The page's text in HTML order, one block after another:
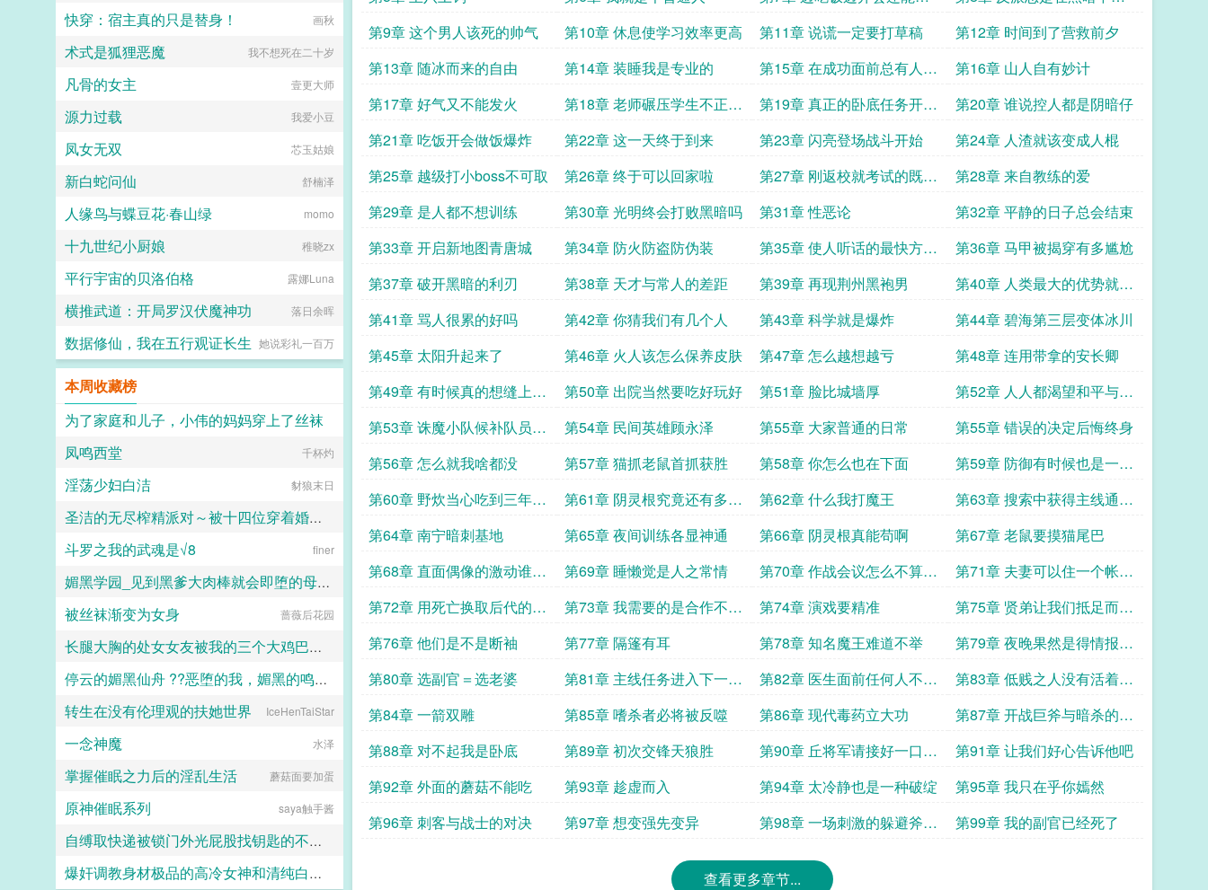
食欲吗
笑登场
第9章 这个男人该死的帅气 第10章 休息使学习效率更高 第11章 说谎一定要打草稿
第12章 时间到了营救前夕
第13章 随冰而来的自由
第14章 装睡我是专业的
第15章 在成功面前总有人使
绊子
第16章 山人自有妙计
第17章 好气又不能发火
第18章 老师碾压学生不正常
吗
第19章 真正的卧底任务开始
了
第20章 谁说控人都是阴暗仔
第21章 吃饭开会做饭爆炸
第22章 这一天终于到来 第23章 闪亮登场战斗开始
第24章 人渣就该变成人棍
第25章 越级打小boss不可取
第26章 终于可以回家啦
第27章 刚返校就考试的既视
感
第28章 来自教练的爱
第29章 是人都不想训练
第30章 光明终会打败黑暗吗 第31章 性恶论
第32章 平静的日子总会结束
第33章 开启新地图青唐城
第34章 防火防盗防伪装
第35章 使人听话的最快方法
当然是武力
第36章 马甲被揭穿有多尴尬
第37章 破开黑暗的利刃
第38章 天才与常人的差距 第39章 再现荆州黑袍男
第40章 人类最大的优势就是
勇于挑战
第41章 骂人很累的好吗 第42章 你猜我们有几个人 第43章 科学就是爆炸
第44章 碧海第三层变体冰川
第45章 太阳升起来了
第46章 火人该怎么保养皮肤 第47章 怎么越想越亏
第48章 连用带拿的安长卿
第49章 有时候真的想缝上记
者的嘴
第50章 出院当然要吃好玩好 第51章 脸比城墙厚
第52章 人人都渴望和平与幸
福
第53章 诛魔小队候补队员出
现
第54章 民间英雄顾永泽 第55章 大家普通的日常
第55章 错误的决定后悔终身
第56章 怎么就我啥都没
第57章 猫抓老鼠首抓获胜 第58章 你怎么也在下面
第59章 防御有时候也是一种
暴露
第60章 野炊当心吃到三年有
期
第61章 阴灵根究竟还有多少
未知的作用
第62章 什么我打魔王
第63章 搜索中获得主线通关
秘籍
第64章 南宁暗刺基地 第65章 夜间训练各显神通 第66章 阴灵根真能苟啊
第67章 老鼠要摸猫尾巴
第68章 直面偶像的激动谁懂
啊
第69章 睡懒觉是人之常情
第70章 作战会议怎么不算是
教学
第71章 夫妻可以住一个帐篷
里
第72章 用死亡换取后代的幸
福
第73章 我需要的是合作不是
保护
第74章 演戏要精准
第75章 贤弟让我们抵足而眠
吧
第76章 他们是不是断袖 第77章 隔篷有耳 第78章 知名魔王难道不举
第79章 夜晚果然是得情报的
好时机
第80章 选副官＝选老婆
第81章 主线任务进入下一阶
段
第82章 医生面前任何人不能
说谎
第83章 低贱之人没有活着的
权利
第84章 一箭双雕 第85章 嗜杀者必将被反噬 第86章 现代毒药立大功
第87章 开战巨斧与暗杀的对
决
第88章 对不起我是卧底 第89章 初次交锋天狼胜
第90章 丘将军请接好一口黑
锅
第91章 让我们好心告诉他吧
第92章 外面的蘑菇不能吃
第93章 趁虚而入 第94章 太冷静也是一种破绽
第95章 我只在乎你嫣然
第96章 刺客与战士的对决
第97章 想变强先变异
第98章 一场刺激的躲避斧游
第99章 我的副官已经死了
查看更多章节...
子央咋办？这地狱难度啊，我身体还
在抢救，急需始皇帝夸我一句啊！子
央快急死了，但是李二凤也太优秀
了。子央李二凤我和你拼了！...
快穿：宿主真的只是替身！ 画秋
术式是狐狸恶魔 我不想死在二十岁
凡骨的女主 壹更大师
源力过载 我爱小豆
凤女无双 芯玉姑娘
新白蛇问仙 舒楠泽
人缘鸟与蝶豆花·春山绿 momo
十九世纪小厨娘 稚晓zx
平行宇宙的贝洛伯格 露娜Luna
横推武道：开局罗汉伏魔神功 落日余晖
数据修仙，我在五行观证长生 她说彩礼一百万
本周收藏榜
为了家庭和儿子，小伟的妈妈穿上了丝袜
daokee
凤鸣西堂 千杯灼
淫荡少妇白洁 豺狼末日
圣洁的无尽榨精派对～被十四位穿着婚纱的舰娘新娘们在教堂内献上身体的集体婚礼～
火锅气候
斗罗之我的武魂是√8 finer
媚黑学园_见到黑爹大肉棒就会即堕的母猪教师和婊子学生
佚名
被丝袜渐变为女身 蔷薇后花园
长腿大胸的处女女友被我的三个大鸡巴室友轮番调教，狠狠灌精直到怀孕
158330
停云的媚黑仙舟 ??恶堕的我，媚黑的鸣火首席以及仙舟??
露露
转生在没有伦理观的扶她世界 IceHenTaiStar
一念神魔 水泽
掌握催眠之力后的淫乱生活 蘑菇面要加蛋
原神催眠系列 saya触手酱
自缚取快递被锁门外光屁股找钥匙的不良妹妹
黑翼君
爆奸调教身材极品的高冷女神和清纯白袜甜妹留学生，射满她们的鞋柜里的高跟鞋和小皮鞋